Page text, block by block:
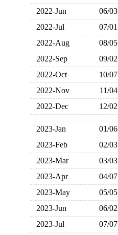
2022-Jun
06/03
2022-Jul
07/01
2022-Aug
08/05
2022-Sep
09/02
2022-Oct
10/07
2022-Nov
11/04
2022-Dec
12/02
2023-Jan 01/06
2023-Feb
02/03
2023-Mar
03/03
2023-Apr
04/07
2023-May
05/05
2023-Jun
06/02
2023-Jul
07/07